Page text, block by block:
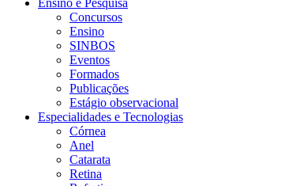
Ensino e Pesquisa
Concursos
Ensino
SINBOS
Eventos
Formados
Publicações
Estágio observacional
Especialidades e Tecnologias
Córnea
Anel
Catarata
Retina